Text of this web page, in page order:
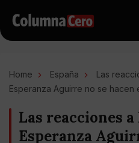
Home España
Las
Esperanza Aguirre no se hacen
Las reacciones
Esperanza